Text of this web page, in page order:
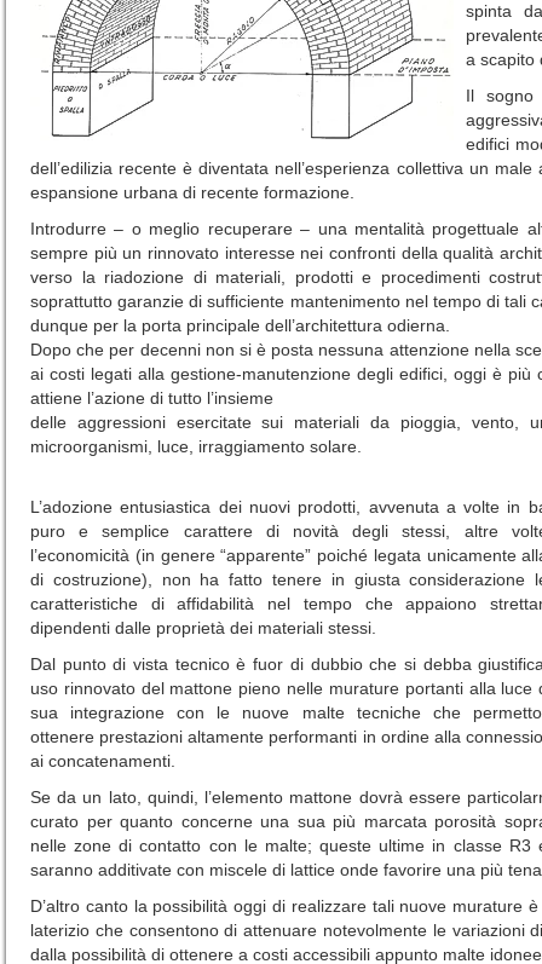
spinta
a scapito
Il sogno
edifici
dell’edilizia recente è diventata nell’esperienza collettiva un
espansione urbana di recente formazione.
Introdurre – o meglio recuperare – una mentalità progettuale
sempre più un rinnovato interesse nei confronti della qualità
verso la riadozione di materiali, prodotti e procedimenti
soprattutto garanzie di sufficiente mantenimento nel tempo di
dunque per la porta principale dell’architettura odierna.
Dopo che per decenni non si è posta nessuna attenzione nella
ai costi legati alla gestione-manutenzione degli edifici, oggi è
attiene l’azione di tutto l’insieme
delle aggressioni esercitate sui materiali da pioggia, vento,
microorganismi, luce, irraggiamento solare.
L’adozione entusiastica dei nuovi prodotti, avvenuta a volte in
puro e semplice carattere di novità degli stessi, altre
l’economicità (in genere “apparente” poiché legata unicamente
di costruzione), non ha fatto tenere in giusta considerazione
caratteristiche di affidabilità nel tempo che appaiono
dipendenti dalle proprietà dei materiali stessi.
Dal punto di vista tecnico è fuor di dubbio che si debba
uso rinnovato del mattone pieno nelle murature portanti alla luce
sua integrazione con le nuove malte tecniche che
ottenere prestazioni altamente performanti in ordine alla
ai concatenamenti.
Se da un lato, quindi, l’elemento mattone dovrà essere
curato per quanto concerne una sua più marcata porosità
nelle zone di contatto con le malte; queste ultime in classe R3
saranno additivate con miscele di lattice onde favorire una più
D’altro canto la possibilità oggi di realizzare tali nuove murature
laterizio che consentono di attenuare notevolmente le
dalla possibilità di ottenere a costi accessibili appunto malte